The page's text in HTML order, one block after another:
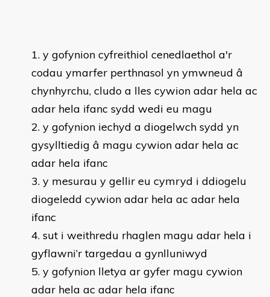
y gofynion cyfreithiol cenedlaethol a'r
codau ymarfer perthnasol yn ymwneud â
chynhyrchu, cludo a lles cywion adar hela ac
adar hela ifanc sydd wedi eu magu
y gofynion iechyd a diogelwch sydd yn
gysylltiedig â magu cywion adar hela ac
adar hela ifanc
y mesurau y gellir eu cymryd i ddiogelu
diogeledd cywion adar hela ac adar hela
ifanc
sut i weithredu rhaglen magu adar hela i
gyflawni’r targedau a gynlluniwyd
y gofynion lletya ar gyfer magu cywion
adar hela ac adar hela ifanc